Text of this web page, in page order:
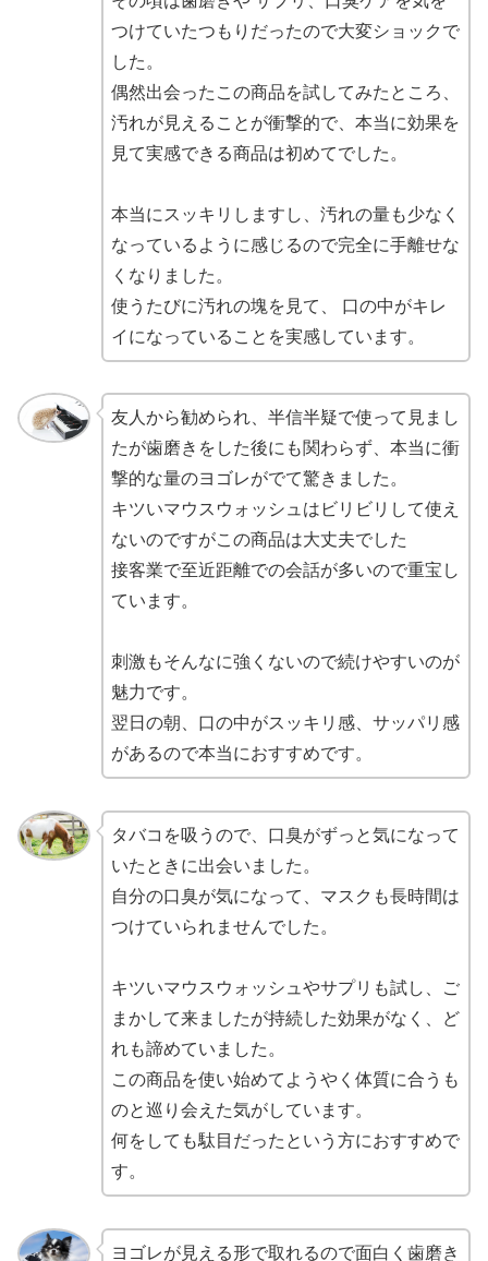
つけていたつもりだったので大変ショックで
した。
偶然出会ったこの商品を試してみたところ、
汚れが見えることが衝撃的で、本当に効果を
見て実感できる商品は初めてでした。
本当にスッキリしますし、汚れの量も少なく
なっているように感じるので完全に手離せな
くなりました。
使うたびに汚れの塊を見て、 口の中がキレ
イになっていることを実感しています。
友人から勧められ、半信半疑で使って見まし
たが歯磨きをした後にも関わらず、本当に衝
撃的な量のヨゴレがでて驚きました。
キツいマウスウォッシュはビリビリして使え
ないのですがこの商品は大丈夫でした
接客業で至近距離での会話が多いので重宝し
ています。
刺激もそんなに強くないので続けやすいのが
魅力です。
翌日の朝、口の中がスッキリ感、サッパリ感
があるので本当におすすめです。
タバコを吸うので、口臭がずっと気になって
いたときに出会いました。
自分の口臭が気になって、マスクも長時間は
つけていられませんでした。
キツいマウスウォッシュやサプリも試し、ご
まかして来ましたが持続した効果がなく、ど
れも諦めていました。
この商品を使い始めてようやく体質に合うも
のと巡り会えた気がしています。
何をしても駄目だったという方におすすめで
す。
ヨゴレが見える形で取れるので面白く歯磨き